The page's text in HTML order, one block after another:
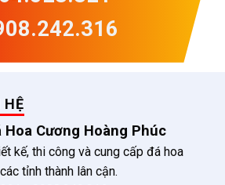
HỆ
Hoa Cương Hoàng Phúc
kế, thi công và cung cấp đá hoa
tỉnh thành lân cận.